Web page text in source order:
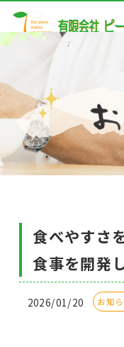
食べやすさ
食事を開発
2026/01/20 お知